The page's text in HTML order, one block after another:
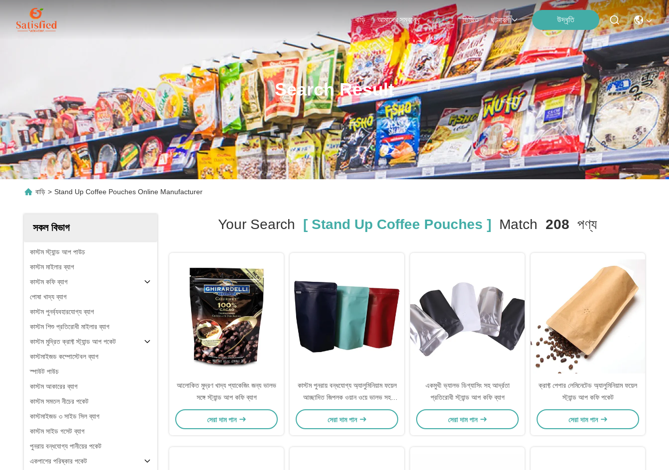
বাড়ি আমাদের সম্বন্ধে পণ্য ভিডিও ঘটনাবলী উদ্ধৃতি
Search Result
বাড়ি > Stand Up Coffee Pouches Online Manufacturer
সকল বিভাগ
কাস্টম স্ট্যান্ড আপ পাউচ
কাস্টম মাইলার ব্যাগ
কাস্টম কফি ব্যাগ
পোষা খাদ্য ব্যাগ
কাস্টম পুনর্ব্যবহারযোগ্য ব্যাগ
কাস্টম শিশু প্রতিরোধী মাইলার ব্যাগ
কাস্টম মুদ্রিত ক্রাফ্ট স্ট্যান্ড আপ পকেট
কাস্টমাইজড কম্পোস্টেবল ব্যাগ
স্পাউট পাউচ
কাস্টম আকারের ব্যাগ
কাস্টম সমতল নীচের পকেট
কাস্টমাইজড ৩ সাইড সিল ব্যাগ
কাস্টম সাইড গসেট ব্যাগ
পুনরায় বন্ধযোগ্য পানীয়ের পকেট
একপাশের পরিষ্কার পকেট
Your Search [ Stand Up Coffee Pouches ] Match 208 পণ্য
আলোকিত মুদ্রণ খাদ্য প্যাকেজিং জন্য ভালভ
সঙ্গে স্ট্যান্ড আপ কফি ব্যাগ
সেরা দাম পান
কাস্টম পুনরায় বন্ধযোগ্য অ্যালুমিনিয়াম ফয়েল
আচ্ছাদিত জিপলক ওয়ান ওয়ে ভালভ সহ
স্ট্যান্ড আপ কফি পকেট
সেরা দাম পান
একমুখী ভ্যালভ ডিগ্যাসিং সহ আর্দ্রতা
প্রতিরোধী স্ট্যান্ড আপ কফি ব্যাগ
সেরা দাম পান
ক্রাফ্ট পেপার লেমিনেটেড অ্যালুমিনিয়াম ফয়েল
স্ট্যান্ড আপ কফি পকেট
সেরা দাম পান